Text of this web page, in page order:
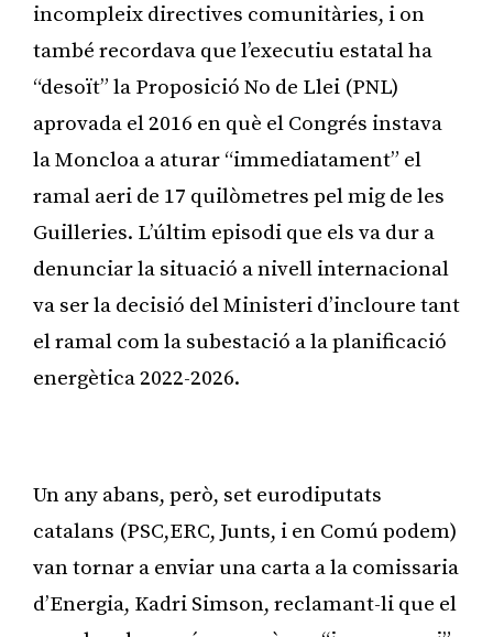
incompleix directives comunitàries, i on
també recordava que l’executiu estatal ha
“desoït” la Proposició No de Llei (PNL)
aprovada el 2016 en què el Congrés instava
la Moncloa a aturar “immediatament” el
ramal aeri de 17 quilòmetres pel mig de les
Guilleries. L’últim episodi que els va dur a
denunciar la situació a nivell internacional
va ser la decisió del Ministeri d’incloure tant
el ramal com la subestació a la planificació
energètica 2022-2026.
Un any abans, però, set eurodiputats
catalans (PSC,ERC, Junts, i en Comú podem)
van tornar a enviar una carta a la comissaria
d’Energia, Kadri Simson, reclamant-li que el